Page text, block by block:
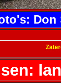
Don